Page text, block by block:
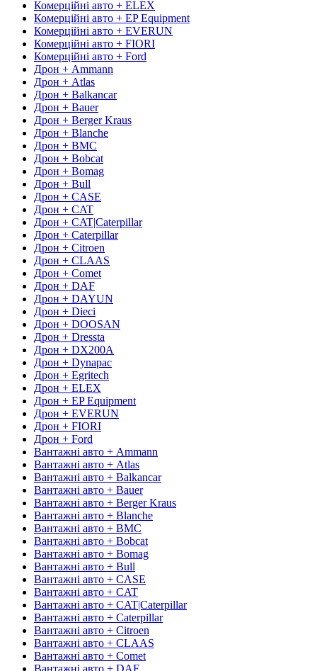
Комерційні авто + ELEX
Комерційні авто + EP Equipment
Комерційні авто + EVERUN
Комерційні авто + FIORI
Комерційні авто + Ford
Дрон + Ammann
Дрон + Atlas
Дрон + Balkancar
Дрон + Bauer
Дрон + Berger Kraus
Дрон + Blanche
Дрон + BMC
Дрон + Bobcat
Дрон + Bomag
Дрон + Bull
Дрон + CASE
Дрон + CAT
Дрон + CAT|Caterpillar
Дрон + Caterpillar
Дрон + Citroen
Дрон + CLAAS
Дрон + Comet
Дрон + DAF
Дрон + DAYUN
Дрон + Dieci
Дрон + DOOSAN
Дрон + Dressta
Дрон + DX200A
Дрон + Dynapac
Дрон + Egritech
Дрон + ELEX
Дрон + EP Equipment
Дрон + EVERUN
Дрон + FIORI
Дрон + Ford
Вантажні авто + Ammann
Вантажні авто + Atlas
Вантажні авто + Balkancar
Вантажні авто + Bauer
Вантажні авто + Berger Kraus
Вантажні авто + Blanche
Вантажні авто + BMC
Вантажні авто + Bobcat
Вантажні авто + Bomag
Вантажні авто + Bull
Вантажні авто + CASE
Вантажні авто + CAT
Вантажні авто + CAT|Caterpillar
Вантажні авто + Caterpillar
Вантажні авто + Citroen
Вантажні авто + CLAAS
Вантажні авто + Comet
Вантажні авто + DAF